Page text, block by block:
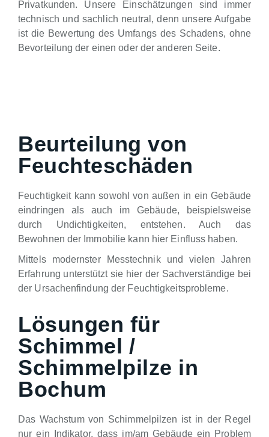
Privatkunden. Unsere Einschätzungen sind immer
technisch und sachlich neutral, denn unsere Aufgabe
ist die Bewertung des Umfangs des Schadens, ohne
Bevorteilung der einen oder der anderen Seite.
Beurteilung von
Feuchteschäden
Feuchtigkeit kann sowohl von außen in ein Gebäude
eindringen als auch im Gebäude, beispielsweise
durch Undichtigkeiten, entstehen. Auch das
Bewohnen der Immobilie kann hier Einfluss haben.
Mittels modernster Messtechnik und vielen Jahren
Erfahrung unterstützt sie hier der Sachverständige bei
der Ursachenfindung der Feuchtigkeitsprobleme.
Lösungen für
Schimmel /
Schimmelpilze in
Bochum
Das Wachstum von Schimmelpilzen ist in der Regel
nur ein Indikator, dass im/am Gebäude ein Problem